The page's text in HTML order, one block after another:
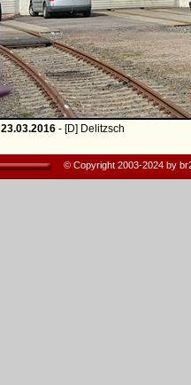
23.03.2016- [D] Delitzsch
© Copyright 2003-2024 by